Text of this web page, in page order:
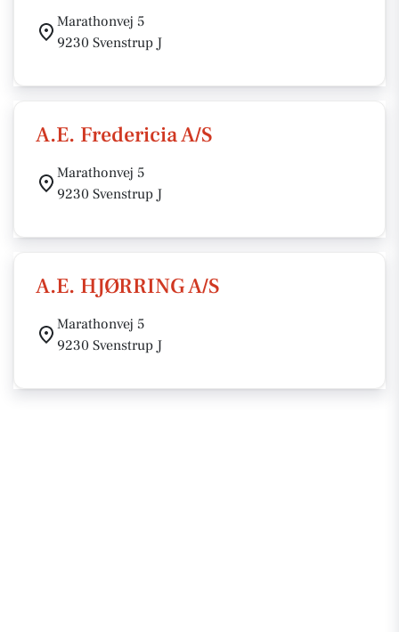
Marathonvej 5
9230 Svenstrup J
A.E. Fredericia A/S
Marathonvej 5
9230 Svenstrup J
A.E. HJØRRING A/S
Marathonvej 5
9230 Svenstrup J